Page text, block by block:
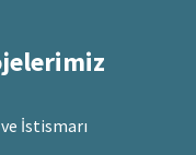
ve İstismarı